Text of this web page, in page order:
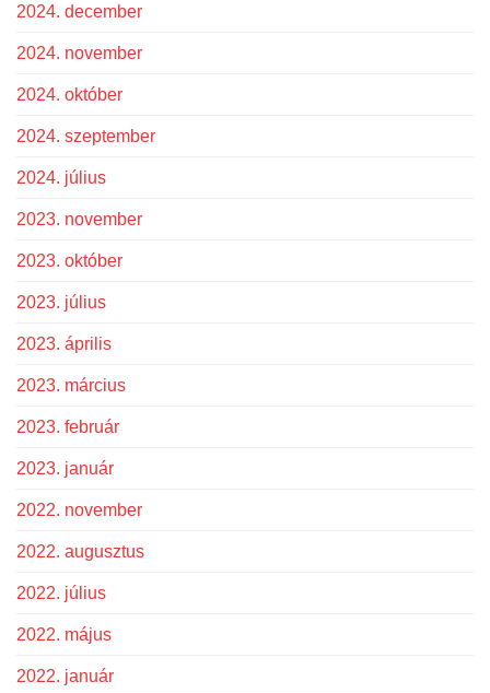
2024. december
2024. november
2024. október
2024. szeptember
2024. július
2023. november
2023. október
2023. július
2023. április
2023. március
2023. február
2023. január
2022. november
2022. augusztus
2022. július
2022. május
2022. január